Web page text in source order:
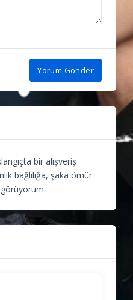
Yorum Gönder
bir alışveriş
bağlılığa, şaka ömür